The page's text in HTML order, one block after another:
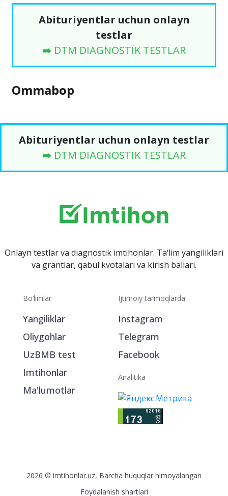
Abituriyentlar uchun onlayn
testlar
➡️ DTM DIAGNOSTIK TESTLAR
Ommabop
Abituriyentlar uchun onlayn testlar
➡️ DTM DIAGNOSTIK TESTLAR
Onlayn testlar va diagnostik imtihonlar. Ta‘lim yangiliklari
va grantlar, qabul kvotalari va kirish ballari.
Bo‘limlar
Yangiliklar
Oliygohlar
UzBMB test
Imtihonlar
Ma'lumotlar
Ijtimoiy tarmoqlarda
Instagram
Telegram
Facebook
Analitika
2026 © imtihonlar.uz, Barcha huquqlar himoyalangan
Foydalanish shartlari